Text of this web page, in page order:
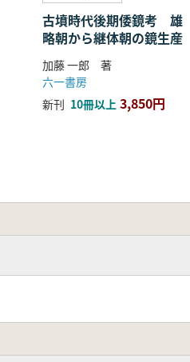
古墳時代後期倭鏡考 雄
略朝から継体朝の鏡生産
加藤 一郎 著
六一書房
新刊 10冊以上 3,850円